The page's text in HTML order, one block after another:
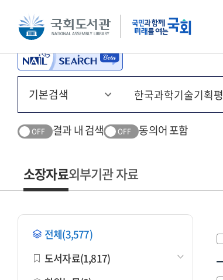
본문 바로가기 주메뉴 바로가기
OFF 결과 내 검색 OFF 동의어 포함
소장자료외부기관 자료
전체(3,577)
도서자료(1,817)